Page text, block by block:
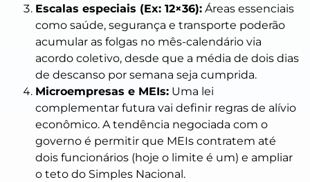
Escalas especiais (Ex: 12×36): Áreas essenciais
como saúde, segurança e transporte poderão
acumular as folgas no mês-calendário via
acordo coletivo, desde que a média de dois dias
de descanso por semana seja cumprida.
Microempresas e MEIs: Uma lei
complementar futura vai definir regras de alívio
econômico. A tendência negociada com o
governo é permitir que MEIs contratem até
dois funcionários (hoje o limite é um) e ampliar
o teto do Simples Nacional.